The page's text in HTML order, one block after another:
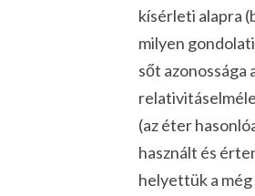
kísérleti alapra
milyen
sőt azonossága
(azéter
használt és
helyettük a még